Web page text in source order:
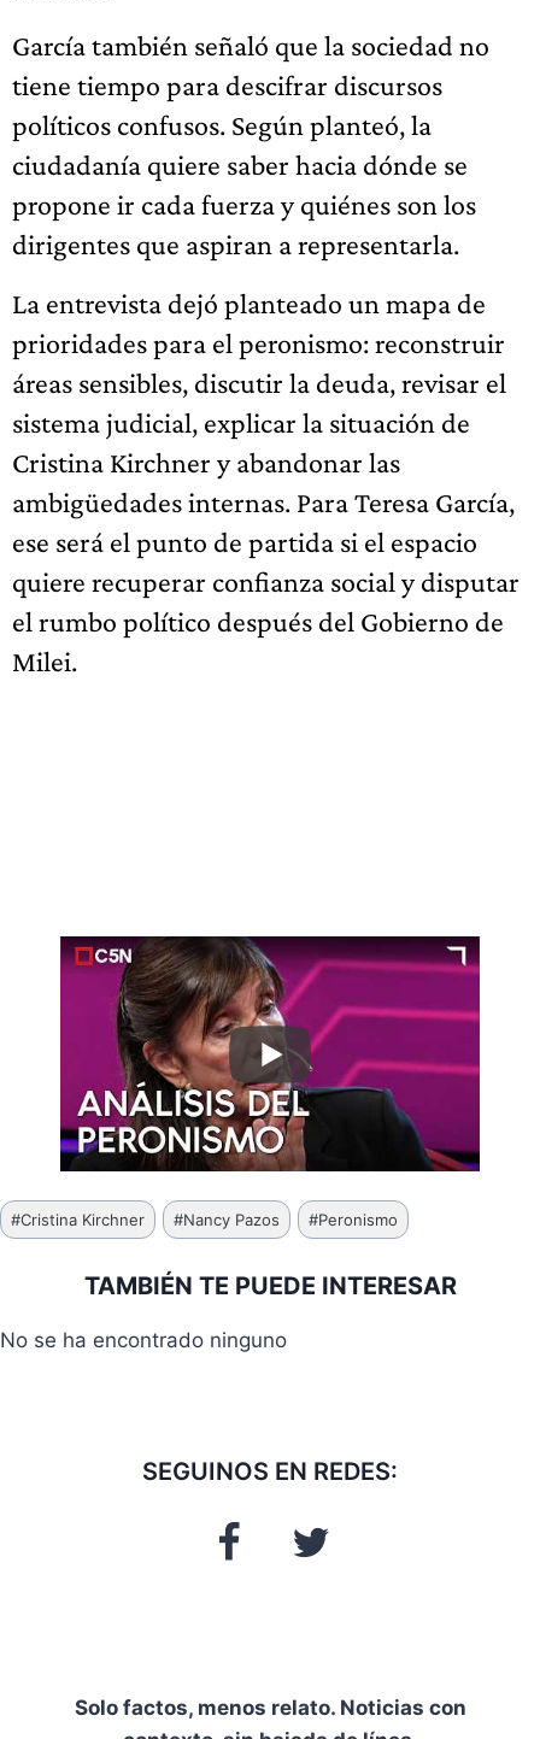
García también señaló que la sociedad no
tiene tiempo para descifrar discursos
políticos confusos. Según planteó, la
ciudadanía quiere saber hacia dónde se
propone ir cada fuerza y quiénes son los
dirigentes que aspiran a representarla.
La entrevista dejó planteado un mapa de
prioridades para el peronismo: reconstruir
áreas sensibles, discutir la deuda, revisar el
sistema judicial, explicar la situación de
Cristina Kirchner y abandonar las
ambigüedades internas. Para Teresa García,
ese será el punto de partida si el espacio
quiere recuperar confianza social y disputar
el rumbo político después del Gobierno de
Milei.
Etiquetas
de
#Cristina Kirchner #Nancy Pazos #Peronismo
TAMBIÉN TE PUEDE INTERESAR
No se ha encontrado ninguno
SEGUINOS EN REDES:
Solo factos, menos relato. Noticias con